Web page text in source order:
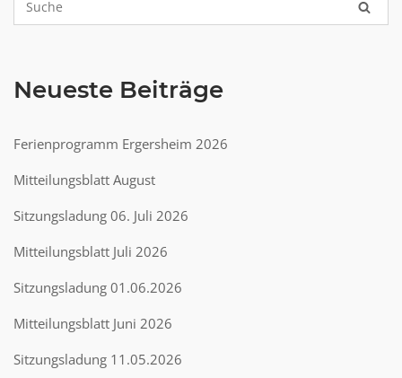
Neueste Beiträge
Ferienprogramm Ergersheim 2026
Mitteilungsblatt August
Sitzungsladung 06. Juli 2026
Mitteilungsblatt Juli 2026
Sitzungsladung 01.06.2026
Mitteilungsblatt Juni 2026
Sitzungsladung 11.05.2026